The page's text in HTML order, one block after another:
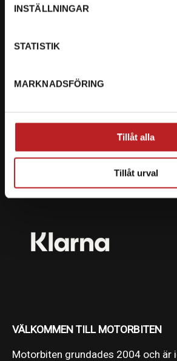
INSTÄLLNINGAR
STATISTIK
MARKNADSFÖRING
Tillåt alla
Tillåt urval
Org. nummer: 5566689278
Ryckepungsvägen 3, 79177 Falun
Vi erbjuder flera olika betalsätt.
skyddade med krypteringsteknik.
VÄLKOMMEN TILL MOTORBITEN
Motorbiten grundades 2004 och är